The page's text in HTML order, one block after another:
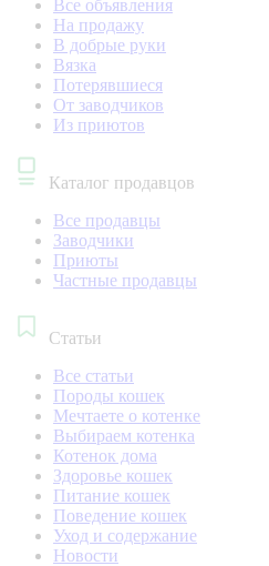
Все объявления
На продажу
В добрые руки
Вязка
Потерявшиеся
От заводчиков
Из приютов
Каталог продавцов
Все продавцы
Заводчики
Приюты
Частные продавцы
Статьи
Все статьи
Породы кошек
Мечтаете о котенке
Выбираем котенка
Котенок дома
Здоровье кошек
Питание кошек
Поведение кошек
Уход и содержание
Новости